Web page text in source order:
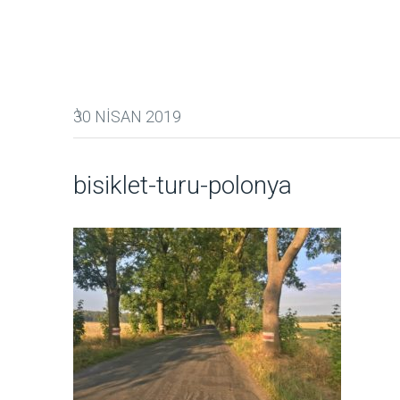
30 NISAN 2019
bisiklet-turu-polonya